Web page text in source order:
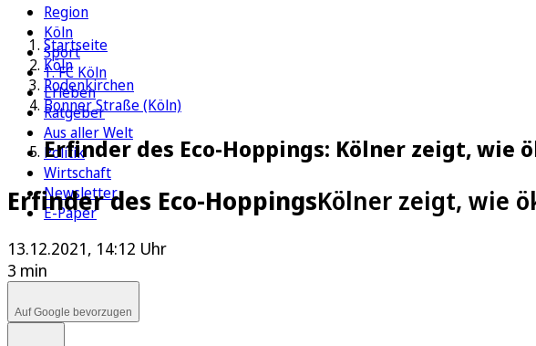
Region
Köln
Sport
1. FC Köln
Erleben
Ratgeber
Aus aller Welt
Politik
Wirtschaft
Newsletter
E-Paper
Startseite
Köln
Rodenkirchen
Bonner Straße (Köln)
Erfinder des Eco-Hoppings: Kölner zeigt,
Erfinder des Eco-HoppingsKölner zeigt, wie
13.12.2021, 14:12 Uhr
3 min
Auf Google bevorzugen